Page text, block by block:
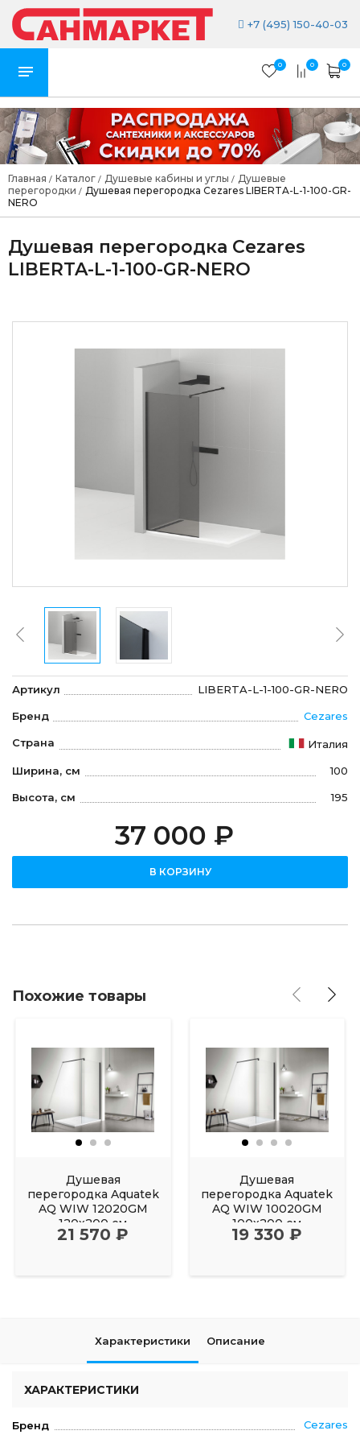
+7 (495) 150-40-03
0 0 0
Главная / Каталог / Душевые кабины и углы / Душевые
перегородки / Душевая перегородка Cezares LIBERTA-L-1-100-GR-
NERO
Душевая перегородка Cezares
LIBERTA-L-1-100-GR-NERO
Артикул LIBERTA-L-1-100-GR-NERO
Бренд Cezares
Страна Италия
Ширина, см 100
Высота, см 195
37 000 ₽
В КОРЗИНУ
Похожие товары
Душевая
перегородка Aquatek
AQ WIW 12020GM
120х200 см
21 570 ₽
Душевая
перегородка Aquatek
AQ WIW 10020GM
100х200 см
19 330 ₽
Характеристики Описание
ХАРАКТЕРИСТИКИ
Бренд Cezares